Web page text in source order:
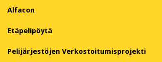
Alfacon
Etäpelipöytä
Pelijärjestöjen Verkostoitumisprojekti